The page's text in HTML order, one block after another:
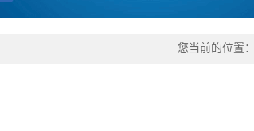
您当前的位置：